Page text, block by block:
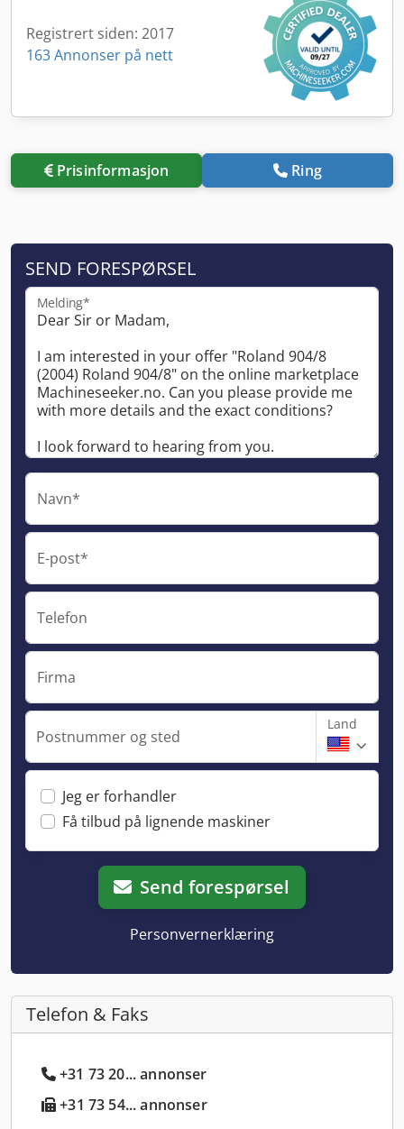
Registrert siden: 2017
163 Annonser på nett
Prisinformasjon Ring
SEND FORESPØRSEL
Melding*
Navn*
E-post*
Telefon
Firma
Postnummer og sted
Land
Jeg er forhandler
Få tilbud på lignende maskiner
Send forespørsel
Personvernerklæring
Telefon & Faks
+31 73 20... annonser
+31 73 54... annonser